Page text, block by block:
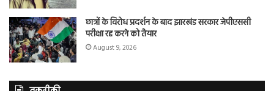
छात्रों के विरोध प्रदर्शन के बाद झारखंड सरकार जेपीएससी
परीक्षा रद्द करने को तैयार
August 9, 2026